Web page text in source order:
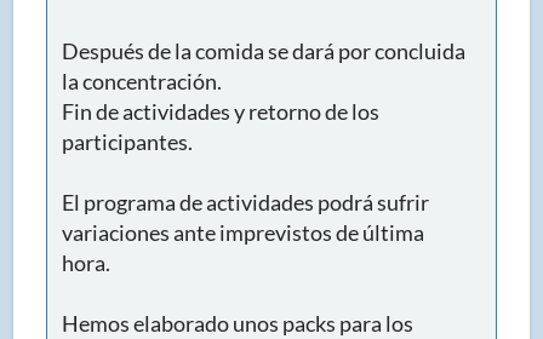
Después de la comida se dará por concluida
la concentración.
Fin de actividades y retorno de los
participantes.
El programa de actividades podrá sufrir
variaciones ante imprevistos de última
hora.
Hemos elaborado unos packs para los